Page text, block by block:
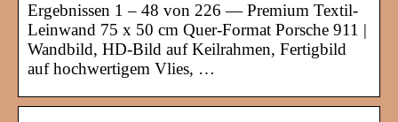
Ergebnissen 1 – 48 von 226 — Premium Textil-
Leinwand 75 x 50 cm Quer-Format Porsche 911 |
Wandbild, HD-Bild auf Keilrahmen, Fertigbild
auf hochwertigem Vlies, …